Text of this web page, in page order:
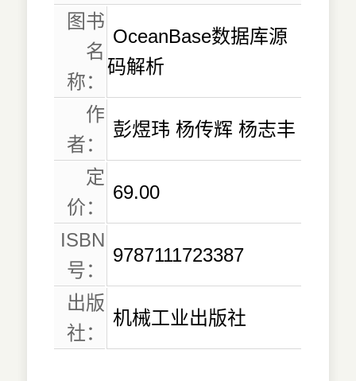
图书
名
称：
OceanBase数据库源
码解析
作
者：
彭煜玮 杨传辉 杨志丰
定
价：
69.00
ISBN
号：
9787111723387
出版
社：
机械工业出版社